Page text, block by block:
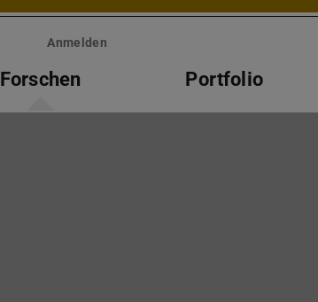
Anmelden
Forschen Portfolio